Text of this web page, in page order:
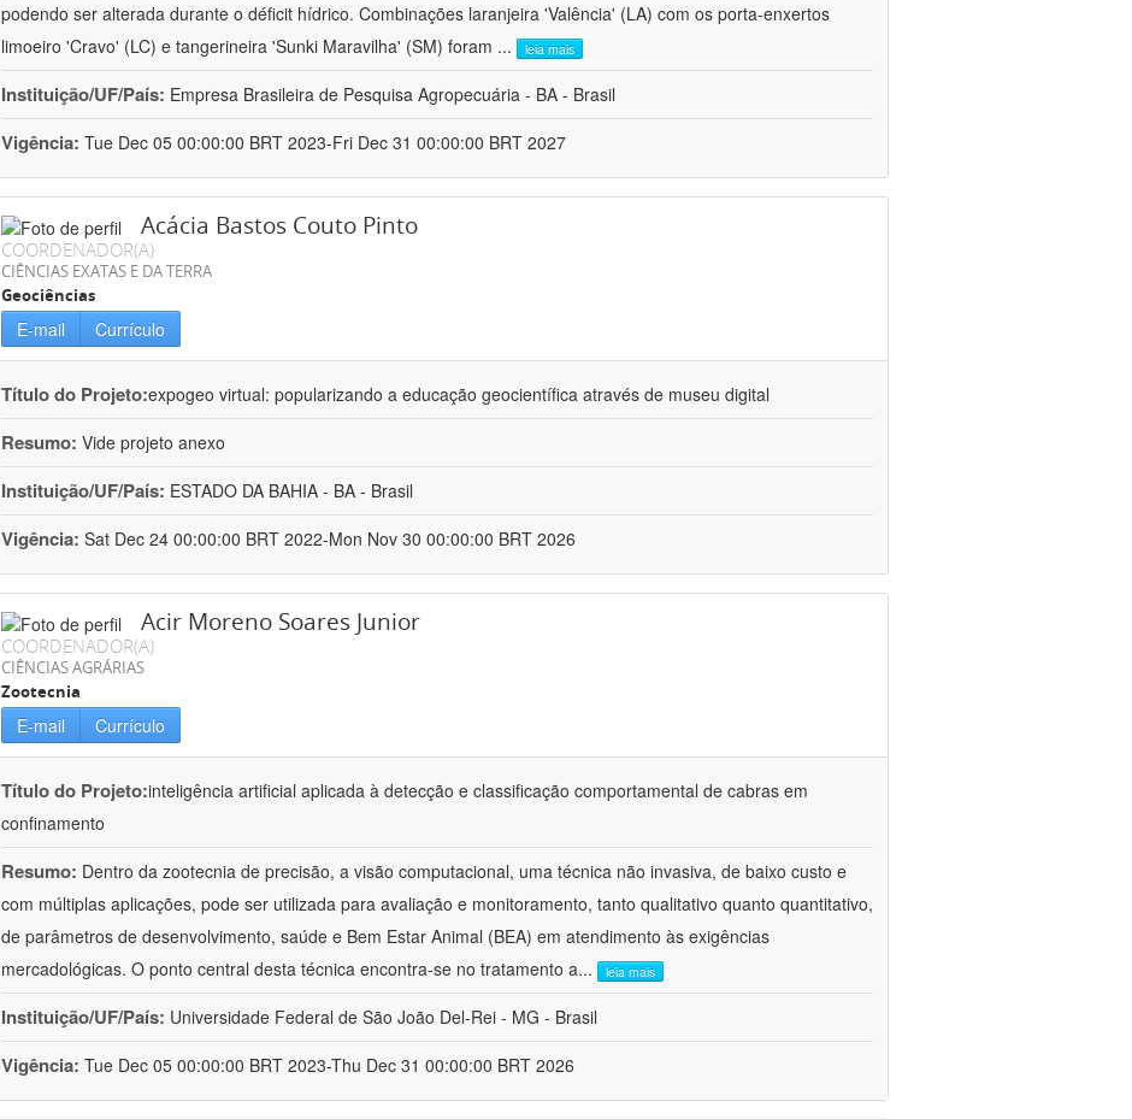
podendo ser alterada durante o déficit hídrico. Combinações laranjeira 'Valência' (LA) com os porta-enxertos
limoeiro 'Cravo' (LC) e tangerineira 'Sunki Maravilha' (SM) foram ... leia mais
Instituição/UF/País: Empresa Brasileira de Pesquisa Agropecuária - BA - Brasil
Vigência: Tue Dec 05 00:00:00 BRT 2023-Fri Dec 31 00:00:00 BRT 2027
Acácia Bastos Couto Pinto
COORDENADOR(A)
CIÊNCIAS EXATAS E DA TERRA
Geociências
E-mail Currículo
Título do Projeto:expogeo virtual: popularizando a educação geocientífica através de museu digital
Resumo: Vide projeto anexo
Instituição/UF/País: ESTADO DA BAHIA - BA - Brasil
Vigência: Sat Dec 24 00:00:00 BRT 2022-Mon Nov 30 00:00:00 BRT 2026
Acir Moreno Soares Junior
COORDENADOR(A)
CIÊNCIAS AGRÁRIAS
Zootecnia
E-mail Currículo
Título do Projeto:inteligência artificial aplicada à detecção e classificação comportamental de cabras em
confinamento
Resumo: Dentro da zootecnia de precisão, a visão computacional, uma técnica não invasiva, de baixo custo e
com múltiplas aplicações, pode ser utilizada para avaliação e monitoramento, tanto qualitativo quanto quantitativo,
de parâmetros de desenvolvimento, saúde e Bem Estar Animal (BEA) em atendimento às exigências
mercadológicas. O ponto central desta técnica encontra-se no tratamento a... leia mais
Instituição/UF/País: Universidade Federal de São João Del-Rei - MG - Brasil
Vigência: Tue Dec 05 00:00:00 BRT 2023-Thu Dec 31 00:00:00 BRT 2026